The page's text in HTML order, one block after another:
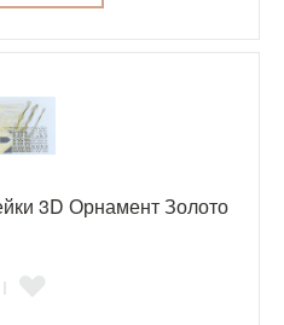
3D Орнамент Золото